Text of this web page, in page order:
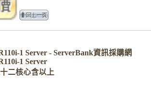
1 Server - ServerBank資訊採購網
1 Server
二核心含以上